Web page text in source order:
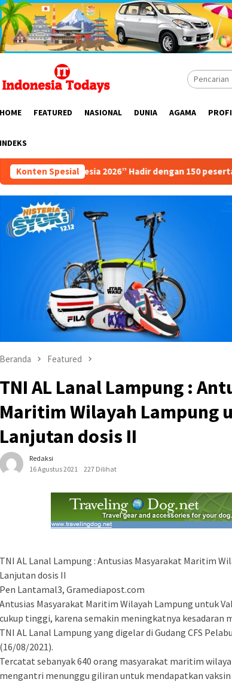
HOME FEATURED NASIONAL DUNIA AGAMA
INDEKS
Konten Spesial
2026” Hadir dengan 150 peserta dari
Beranda Featured
TNI AL Lanal Lampung :
Maritim Wilayah Lampung
Lanjutan dosis II
Redaksi
16 Agustus 2021
227 Dilihat
TNI AL Lanal Lampung : Antusias Masyarakat Maritim
Lanjutan dosis II
Pen Lantamal3, Gramediapost.com
Antusias Masyarakat Maritim Wilayah Lampung untuk
cukup tinggi, karena semakin meningkatnya kesadaran
TNI AL Lanal Lampung yang digelar di Gudang CFS
(16/08/2021).
Tercatat sebanyak 640 orang masyarakat maritim
mengantri menunggu giliran untuk mendapatkan vaksin